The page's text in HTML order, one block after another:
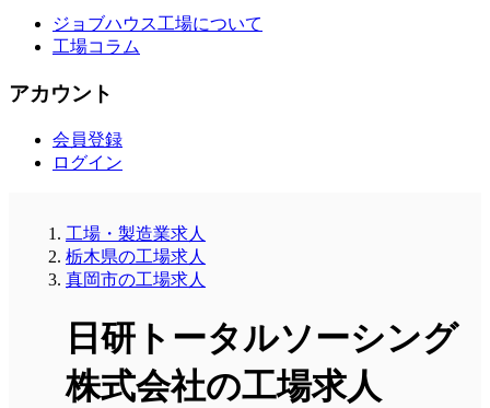
ジョブハウス工場について
工場コラム
アカウント
会員登録
ログイン
工場・製造業求人
栃木県の工場求人
真岡市の工場求人
日研トータルソーシング
株式会社の工場求人